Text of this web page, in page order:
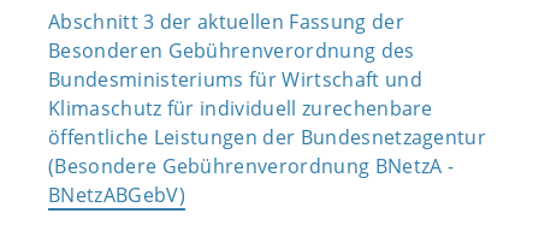
Abschnitt 3 der aktuellen Fassung der
Besonderen Gebührenverordnung des
Bundesministeriums für Wirtschaft und
Klimaschutz für individuell zurechenbare
öffentliche Leistungen der Bundesnetzagentur
(Besondere Gebührenverordnung BNetzA -
BNetzABGebV)